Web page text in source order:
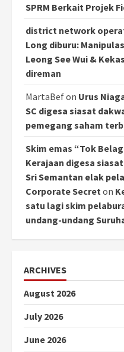
SPRM Berkait Projek
district network
Long diburu:
Leong See Wui &
direman
MartaBefon Urus
SC digesa siasat
pemegang saham
Skim emas “Tok
Kerajaan digesa
Sri Semantan elak
Corporate Secret on
satu lagi skim
undang-undang
ARCHIVES
August 2026
July 2026
June 2026